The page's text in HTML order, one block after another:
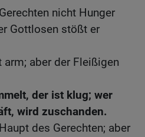
nicht Hunger
Gottlosen stößt er
aber der Fleißigen
der ist klug; wer
wird zuschanden.
des Gerechten; aber